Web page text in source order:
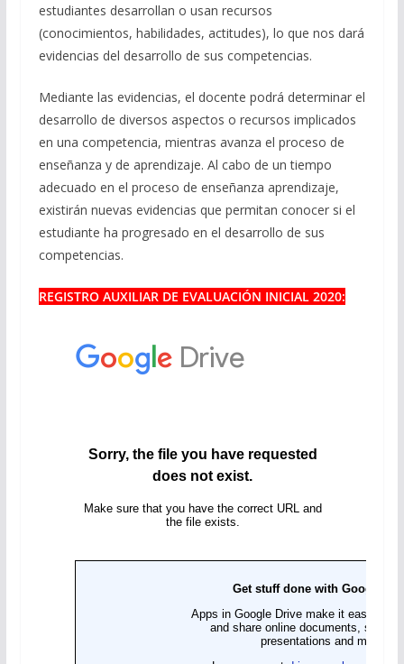
estudiantes desarrollan o usan recursos
(conocimientos, habilidades, actitudes), lo que nos dará
evidencias del desarrollo de sus competencias.
Mediante las evidencias, el docente podrá determinar el
desarrollo de diversos aspectos o recursos implicados
en una competencia, mientras avanza el proceso de
enseñanza y de aprendizaje. Al cabo de un tiempo
adecuado en el proceso de enseñanza aprendizaje,
existirán nuevas evidencias que permitan conocer si el
estudiante ha progresado en el desarrollo de sus
competencias.
REGISTRO AUXILIAR DE EVALUACIÓN INICIAL 2020: